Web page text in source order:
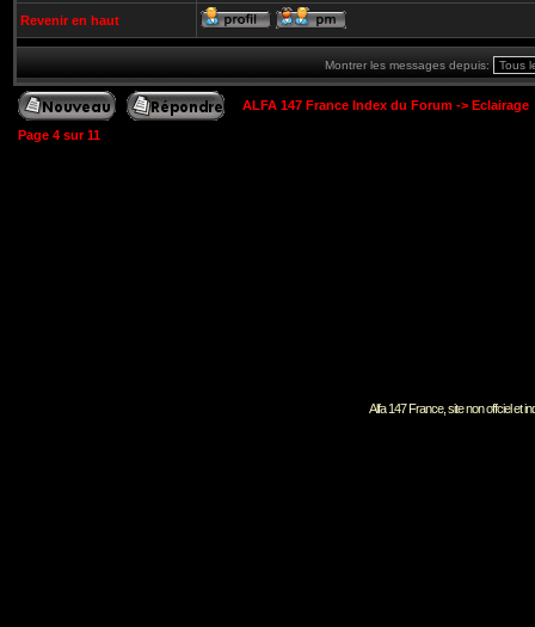
Revenir en haut
Montrer les messages depuis:
ALFA 147 France Index du Forum -> Eclairage
Page 4 sur11
Alfa 147 France, site non offciel et